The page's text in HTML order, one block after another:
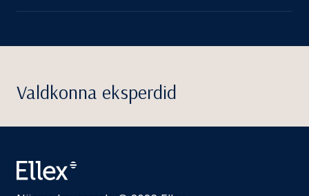
Valdkonna eksperdid